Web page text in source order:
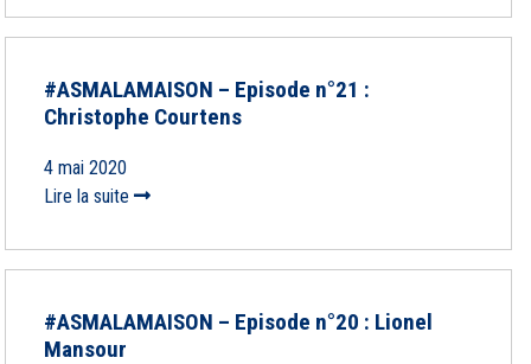
#ASMALAMAISON – Episode n°21 :
Christophe Courtens
4 mai 2020
Lire la suite
#ASMALAMAISON – Episode n°20 : Lionel
Mansour